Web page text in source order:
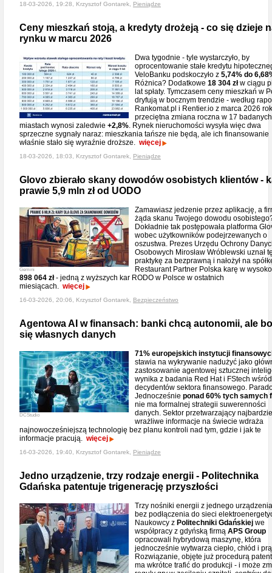
18-03-2026, 19:28, Krzysztof Gontarek, Pieniądze
Ceny mieszkań stoją, a kredyty drożeją - co się dzieje
rynku w marcu 2026
Dwa tygodnie - tyle wystarczyło, by
oprocentowanie stałe kredytu
VeloBanku podskoczyło z 5,74% do
Różnica? Dodatkowe 18 304 złw ciągu
lat spłaty. Tymczasem ceny mieszkań w
dryfują w bocznym trendzie - według
Rankomat.pl i Rentier.io z marca 2026
przeciętna zmiana roczna w 17 badanych
miastach wynosi zaledwie +2,8%. Rynek nieruchomości wysyła więc dwa
sprzeczne sygnały naraz: mieszkania tańsze nie będą, ale ich finansowanie
właśnie stało się wyraźnie droższe. więcej
18-03-2026, 18:03, Krzysztof Gontarek, Pieniądze
Glovo zbierało skany dowodów osobistych klientów -
prawie 5,9 mln zł od UODO
Gemini
Zamawiasz jedzenie przez aplikację, a
żąda skanu Twojego dowodu
Dokładnie tak postępowała platforma
wobec użytkowników podejrzewanych o
oszustwa. Prezes Urzędu Ochrony
Osobowych Mirosław Wróblewski uznał
praktykę za bezprawną i nałożył na
Restaurant Partner Polska karę w
898 064 zł- jedną z wyższych kar RODO w Polsce w ostatnich
miesiącach. więcej
16-03-2026, 20:06, Krzysztof Gontarek, Bezpieczeństwo
Agentowa AI w finansach: banki chcą autonomii, ale
się własnych danych
DCStudio
71% europejskich instytucji
stawia na wykrywanie nadużyć jako
zastosowanie agentowej sztucznej
wynika z badania Red Hat i FStech
decydentów sektora finansowego.
Jednocześnie ponad 60% tych samych
nie ma formalnej strategii suwerenności
danych. Sektor przetwarzający
wrażliwe informacje na świecie wdraża
najnowocześniejszą technologię bez planu kontroli nad tym, gdzie i jak te
informacje pracują. więcej
16-03-2026, 19:40, Krzysztof Gontarek, Pieniądze
Jedno urządzenie, trzy rodzaje energii - Politechnika
Gdańska patentuje trigenerację przyszłości
Trzy nośniki energii z jednego
bez podłączenia do sieci
Naukowcy z Politechniki Gdańskiej we
współpracy z gdyńską firmą APS Group
opracowali hybrydową maszynę, która
jednocześnie wytwarza ciepło, chłód i
Rozwiązanie, objęte już procedurą
ma wkrótce trafić do produkcji - i może